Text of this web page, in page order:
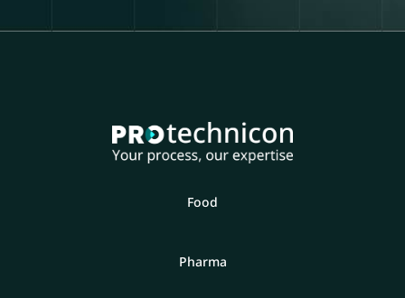
Food
Pharma